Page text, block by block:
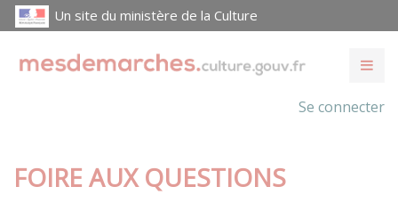
Un site du ministère de la Culture
Se connecter
FOIRE AUX QUESTIONS